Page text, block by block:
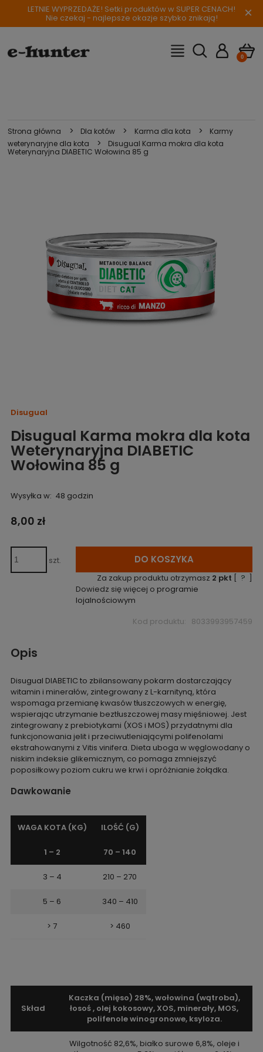
LETNIE WYPRZEDAŻE! Setki produktów w SUPER CENACH!
Nie czekaj - najlepsze okazje szybko znikają! ×
Strona główna > Dla kotów > Karma dla kota >
Karmy
weterynaryjne dla kota
>
Disugual Karma mokra dla kota
Weterynaryjna DIABETIC Wołowina 85 g
Disugual
Disugual Karma mokra dla kota
Weterynaryjna DIABETIC
Wołowina 85 g
Wysyłka w: 48 godzin
8,00 zł
szt. DO KOSZYKA
Za zakup produktu otrzymasz 2 pkt [ ? ]
Dowiedz się więcej o programie
lojalnościowym
Kod produktu: 8033993957459
Opis
Disugual DIABETIC to zbilansowany pokarm dostarczający
witamin i minerałów, zintegrowany z L-karnityną, która
wspomaga przemianę kwasów tłuszczowych w energię,
wspierając utrzymanie beztłuszczowej masy mięśniowej. Jest
zintegrowany z prebiotykami (XOS i MOS) przydatnymi dla
funkcjonowania jelit i przeciwutleniającymi polifenolami
ekstrahowanymi z Vitis vinifera. Dieta uboga w węglowodany o
niskim indeksie glikemicznym, co pomaga zmniejszyć
poposiłkowy poziom cukru we krwi i opróżnianie żołądka.
Dawkowanie
WAGA KOTA (KG) ILOŚĆ (G)
1 – 2 70 – 140
3 – 4 210 – 270
5 – 6 340 – 410
> 7 > 460
Skład
Kaczka (mięso) 28%, wołowina (wątroba),
łosoś , olej kokosowy, XOS, minerały, MOS,
polifenole winogronowe, ksyloza.
Wilgotność 82,6%, białko surowe 6,8%, oleje i